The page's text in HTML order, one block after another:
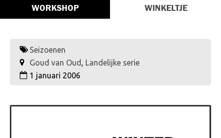
WORKSHOP WINKELTJE
Seizoenen
Goud van Oud , Landelijke serie
1 januari 2006